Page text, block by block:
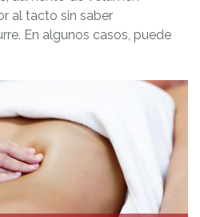
al tacto sin saber
En algunos casos, puede